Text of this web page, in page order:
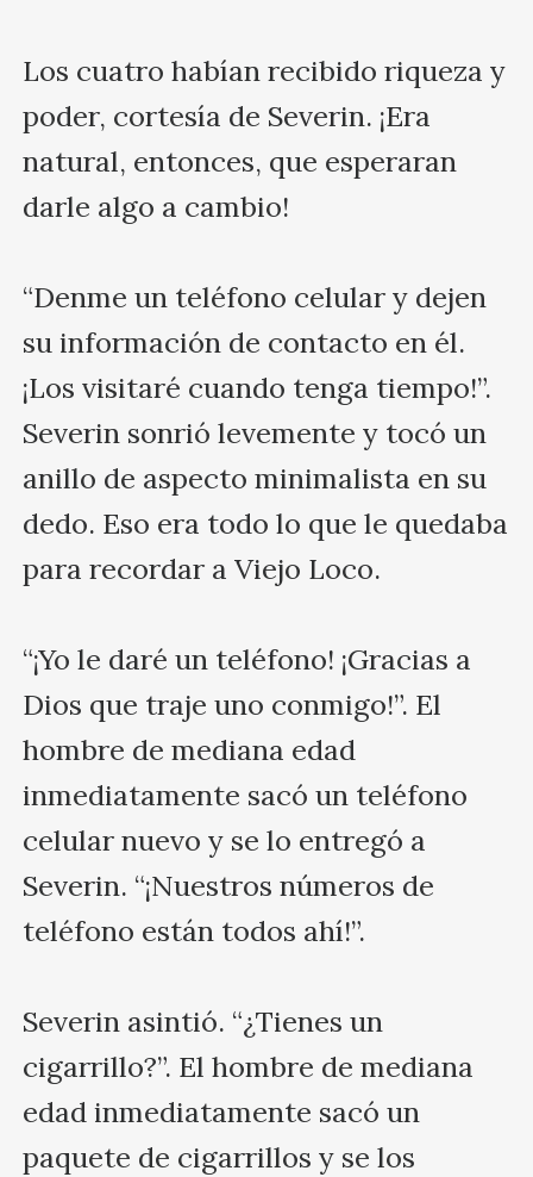
Los cuatro habían recibido riqueza y
poder, cortesía de Severin. ¡Era
natural, entonces, que esperaran
darle algo a cambio!
“Denme un teléfono celular y dejen
su información de contacto en él.
¡Los visitaré cuando tenga tiempo!”.
Severin sonrió levemente y tocó un
anillo de aspecto minimalista en su
dedo. Eso era todo lo que le quedaba
para recordar a Viejo Loco.
“¡Yo le daré un teléfono! ¡Gracias a
Dios que traje uno conmigo!”. El
hombre de mediana edad
inmediatamente sacó un teléfono
celular nuevo y se lo entregó a
Severin. “¡Nuestros números de
teléfono están todos ahí!”.
Severin asintió. “¿Tienes un
cigarrillo?”. El hombre de mediana
edad inmediatamente sacó un
paquete de cigarrillos y se los